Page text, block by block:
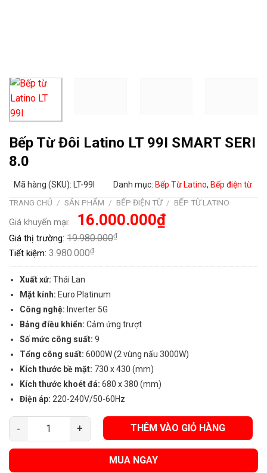
Bếp Từ Đôi Latino LT 99I SMART SERI
8.0
Mã hàng (SKU): LT-99I Danh mục: Bếp Từ Latino, Bếp điện từ
TRANG CHỦ / SẢN PHẨM / BẾP ĐIỆN TỪ / BẾP TỪ LATINO
Giá khuyến mại:
Giá
gốc
là:
19.980.000₫.
16.000.000₫Giá
Giá thị trường: 19.980.000₫
Tiết kiệm: 3.980.000₫
Xuất xứ: Thái Lan
Mặt kính: Euro Platinum
Công nghệ: Inverter 5G
Bảng điều khiển: Cảm ứng trượt
Số mức công suất: 9
Tổng công suất: 6000W (2 vùng nấu 3000W)
Kích thước bề mặt: 730 x 430 (mm)
Kích thước khoét đá: 680 x 380 (mm)
Điện áp: 220-240V/50-60Hz
Bếp Từ Đôi Latino LT 99I SMART SERI 8.0 số lượng
THÊM VÀO GIỎ HÀNG
MUA NGAY